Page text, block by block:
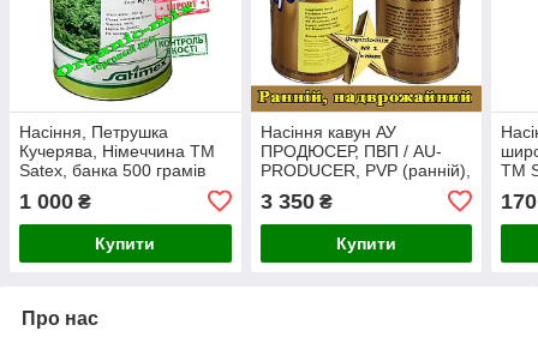
Насіння, Петрушка
Кучерява, Німеччина ТМ
Satex, банка 500 грамів
1 000 ₴
Купити
Насіння кавун АУ
ПРОДЮСЕР, ПВП / AU-
PRODUCER, PVP (ранній),
(Німеччина) банка 500
грамів
3 350₴
Купити
ТМ
170
Про нас